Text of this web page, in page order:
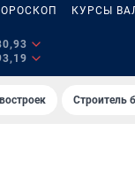
КУРСЫ
Строитель